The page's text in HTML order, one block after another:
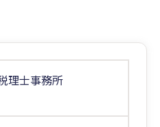
理士事務所